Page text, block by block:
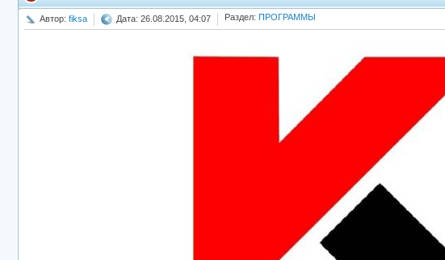
Автор: fiksa Дата: 26.08.2015, 04:07 Раздел: ПРОГРАММЫ